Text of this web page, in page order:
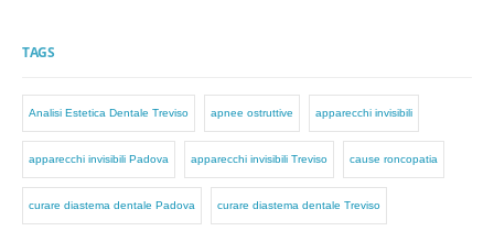
TAGS
Analisi Estetica Dentale Treviso apnee ostruttive apparecchi invisibili
apparecchi invisibili Padova apparecchi invisibili Treviso cause roncopatia
curare diastema dentale Padova curare diastema dentale Treviso